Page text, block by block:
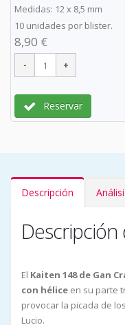
Medidas: 12 x 8,5 mm
10 unidades por blister.
8,90 €
Reservar
Descripción
Descripción
El Kaiten 148 de Gan
con hélice en su parte
provocar la picada de
Lucio.